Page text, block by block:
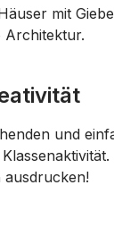
mit
Architektur.
und
ausdrucken!